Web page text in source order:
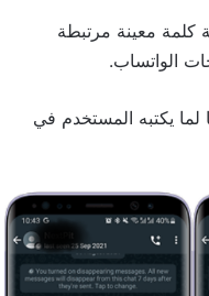
كلمة معينة مرتبطة
الواتساب.
لما يكتبه المستخدم في